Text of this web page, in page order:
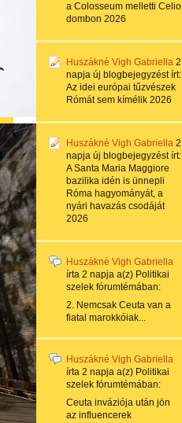
a Colosseum melletti Celio
dombon 2026
Huszákné Vigh Gabriella 2
napja új blogbejegyzést írt:
Az idei európai tűzvészek
Rómát sem kímélik 2026
Huszákné Vigh Gabriella 2
napja új blogbejegyzést írt:
A Santa Maria Maggiore
bazilika idén is ünnepli
Róma hagyományát, a
nyári havazás csodáját
2026
Huszákné Vigh Gabriella
írta 2 napja a(z) Politikai
szelek fórumtémában:
2. Nemcsak Ceuta van a
fiatal marokkóiak...
Huszákné Vigh Gabriella
írta 2 napja a(z) Politikai
szelek fórumtémában:
Ceuta inváziója után jön
az influencerek